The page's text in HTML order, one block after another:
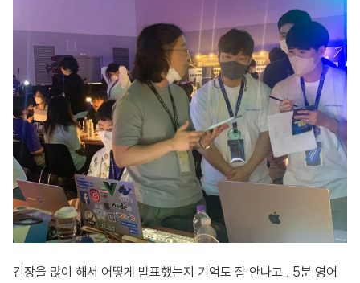
긴장을 많이 해서 어떻게 발표했는지 기억도 잘 안나고.. 5분 영어